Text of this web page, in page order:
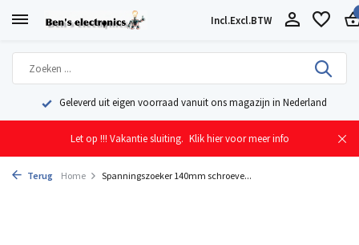
Incl.Excl.BTW
Geleverd uit eigen voorraad vanuit ons magazijn in Nederland
Let op !!! Vakantie sluiting. Klik hier voor meer info
Terug Home Spanningszoeker 140mm schroeve...